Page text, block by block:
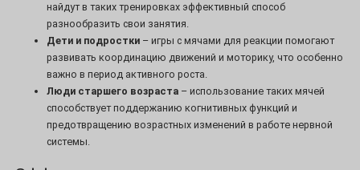
найдут в таких тренировках эффективный способ
разнообразить свои занятия.
Дети и подростки – игры с мячами для реакции помогают
развивать координацию движений и моторику, что особенно
важно в период активного роста.
Люди старшего возраста – использование таких мячей
способствует поддержанию когнитивных функций и
предотвращению возрастных изменений в работе нервной
системы.